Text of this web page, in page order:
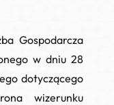
Gospodarcza
w dniu 28
dotyczącego
wizerunku